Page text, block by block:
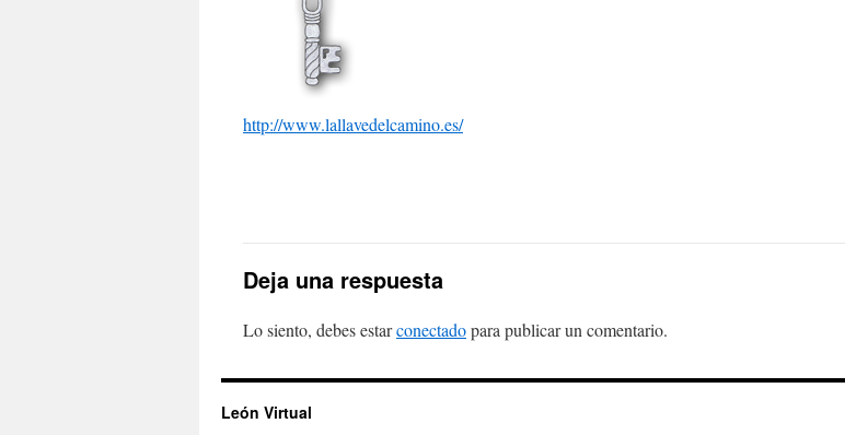
http://www.lallavedelcamino.es/
Deja una respuesta
Lo siento, debes estarconectadopara publicar un comentario.
León Virtual